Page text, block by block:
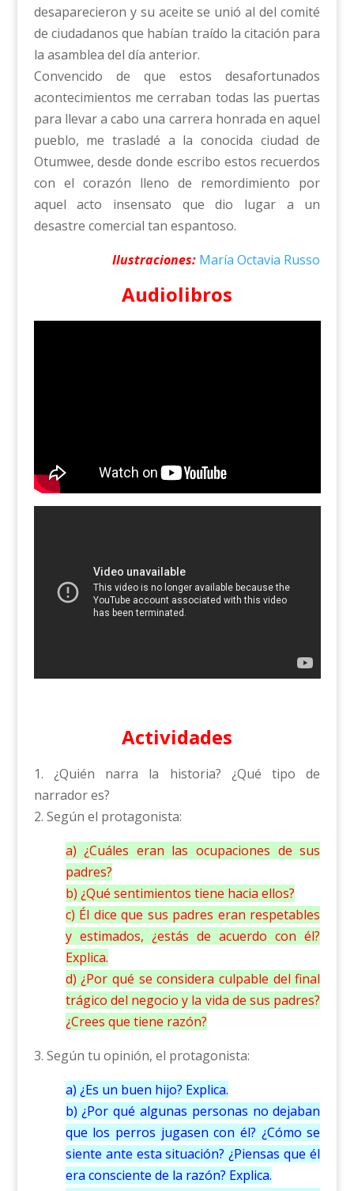
desaparecieron y su aceite se unió al del comité
de ciudadanos que habían traído la citación para
la asamblea del día anterior.
Convencido de que estos desafortunados
acontecimientos me cerraban todas las puertas
para llevar a cabo una carrera honrada en aquel
pueblo, me trasladé a la conocida ciudad de
Otumwee, desde donde escribo estos recuerdos
con el corazón lleno de remordimiento por
aquel acto insensato que dio lugar a un
desastre comercial tan espantoso.
Ilustraciones: María Octavia Russo
Audiolibros
Actividades
1. ¿Quién narra la historia? ¿Qué tipo de
narrador es?
2. Según el protagonista:
a) ¿Cuáles eran las ocupaciones de sus
padres?
b) ¿Qué sentimientos tiene hacia ellos?
c) Él dice que sus padres eran respetables
y estimados, ¿estás de acuerdo con él?
Explica.
d) ¿Por qué se considera culpable del final
trágico del negocio y la vida de sus padres?
¿Crees que tiene razón?
3. Según tu opinión, el protagonista:
a) ¿Es un buen hijo? Explica.
b) ¿Por qué algunas personas no dejaban
que los perros jugasen con él? ¿Cómo se
siente ante esta situación? ¿Piensas que él
era consciente de la razón? Explica.